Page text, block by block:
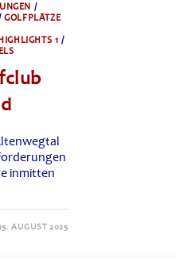
/
GOLFPLÄTZE
1 /
inmitten
AUGUST 2025